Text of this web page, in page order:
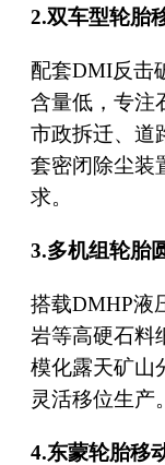
2.双车型轮胎
配套DMI反击
含量低，专注
市政拆迁、道
套密闭除尘装
求。
3.多机组轮胎
搭载DMHP液
岩等高硬石料
模化露天矿山
灵活移位生产。
4.东蒙轮胎移